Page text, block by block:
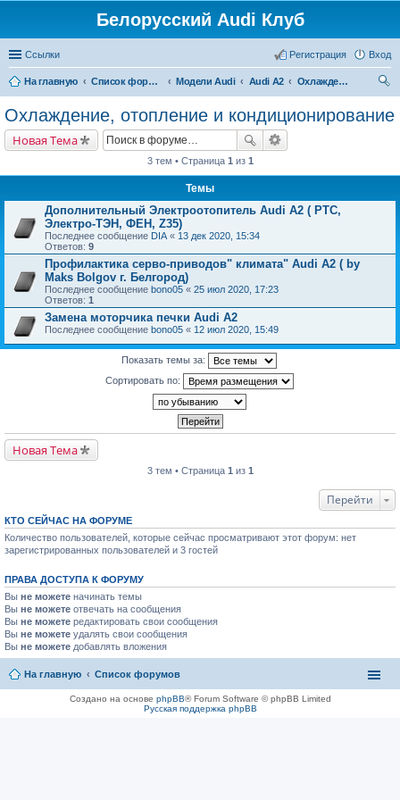
Белорусский Audi Клуб
Ссылки Вход
Регистрация
На главную Список форумов Модели Audi Audi A2
Охлаждение, отопление и кондиционирование
ск
Охлаждение, отопление и кондиционирование
Новая Тема
3 тем • Страница 1 из 1
Темы
Дополнительный Электроотопитель Audi A2 ( PTC,
Электро-ТЭН, ФЕН, Z35)
Последнее сообщение DIA « 13 дек 2020, 15:34
Ответов: 9
Профилактика серво-приводов" климата" Audi A2 ( by
Maks Bolgov г. Белгород)
Последнее сообщение bono05 « 25 июл 2020, 17:23
Ответов: 1
Замена моторчика печки Audi A2
Последнее сообщение bono05 « 12 июл 2020, 15:49
Показать темы за:
Сортировать по:
Новая Тема
3 тем • Страница 1 из 1
Перейти
КТО СЕЙЧАС НА ФОРУМЕ
Количество пользователей, которые сейчас просматривают этот форум: нет
зарегистрированных пользователей и 3 гостей
ПРАВА ДОСТУПА К ФОРУМУ
Вы не можете начинать темы
Вы не можете отвечать на сообщения
Вы не можете редактировать свои сообщения
Вы не можете удалять свои сообщения
Вы не можете добавлять вложения
На главную Список форумов
Создано на основе phpBB® Forum Software © phpBB Limited
Русская поддержка phpBB